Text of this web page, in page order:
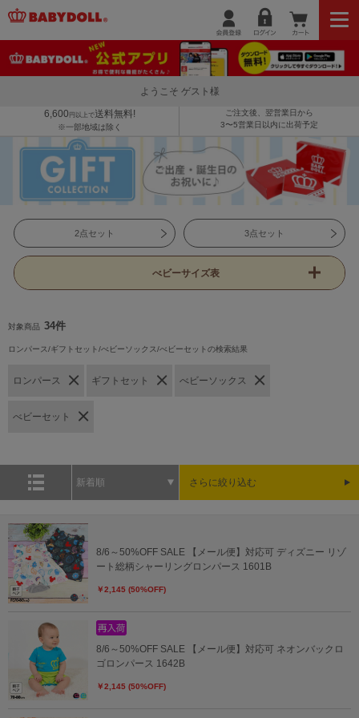
ようこそ ゲスト様
6,600 円以上で送料無料!
※一部地域は除く
ご注文後、翌営業日から
3〜5営業日以内に出荷予定
2点セット 3点セット
べビーサイズ表
対象商品 34件
ロンパース/ギフトセット/べビーソックス/べビーセットの検索結果
ロンパース ギフトセット べビーソックス
べビーセット
新着順 さらに絞り込む
8/6～50%OFF SALE 【メール便】対応可 ディズニー リゾ
ート総柄シャーリングロンパース 1601B
￥2,145 (50%OFF)
8/6～50%OFF SALE 【メール便】対応可 ネオンバックロ
ゴロンパース 1642B
￥2,145 (50%OFF)